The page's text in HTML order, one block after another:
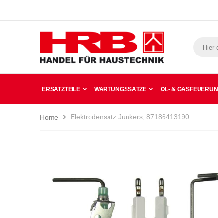
ERSATZTEILE WARTUNGSSÄTZE ÖL- &
Home Elektrodensatz Junkers, 87186413190
springen